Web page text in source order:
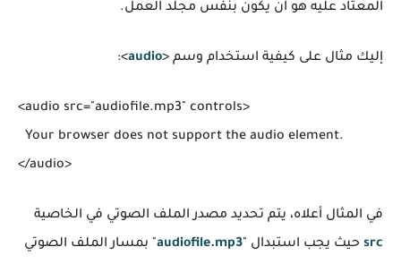
المعتاد عليه هو ان يكون بنفس مجلد العمل.
إليك مثال على كيفية استخدام وسم <audio
>:
<audio src="audiofile.mp3" controls>
  Your browser does not support the audio element.
في المثال أعلاه، يتم تحديد مصدر الملف الصوتي في الخاصية
src حيث يجب استبدال "audiofile.mp3" بمسار الملف الصوتي